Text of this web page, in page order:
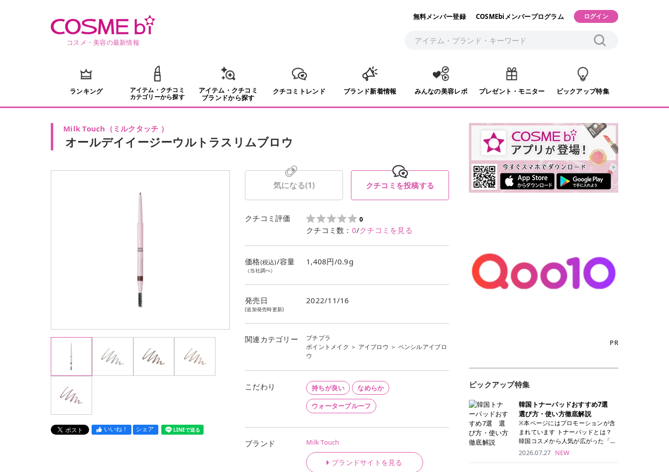
コスメ・美容の最新情報
無料メンバー登録 COSMEbiメンバープログラム ログイン
ランキング
アイテム・クチコミ
カテゴリーから探す
アイテム・クチコミ
ブランドから探す
クチコミトレンド ブランド新着情報 みんなの美容レポ プレゼント・モニター ピックアップ特集
Milk Touch （ ミルクタッチ ）
オールデイイージーウルトラスリムブロウ
いいね！ シェア LINEで送る
気になる(1) クチコミを投稿する
クチコミ評価 0
クチコミ数： 0/クチコミを見る
価格(税込)/容量
（当社調べ）
1,408円/0.9g
発売日
(追加発売時更新)
2022/11/16
関連カテゴリー
プチプラ
ポイントメイク ＞ アイブロウ ＞ ペンシルアイブロ
ウ
こだわり 持ちが良い なめらか
ウォータープルーフ
ブランド Milk Touch
ブランドサイトを見る
PR
ピックアップ特集
韓国トナーパッドおすすめ7選
選び方・使い方徹底解説
※本ページにはプロモーションが含
まれています トナーパッドとは？
韓国コスメから人気が広がった「ト
ナーパッド」は、化粧水や美容液を
2026.07.27 NEW